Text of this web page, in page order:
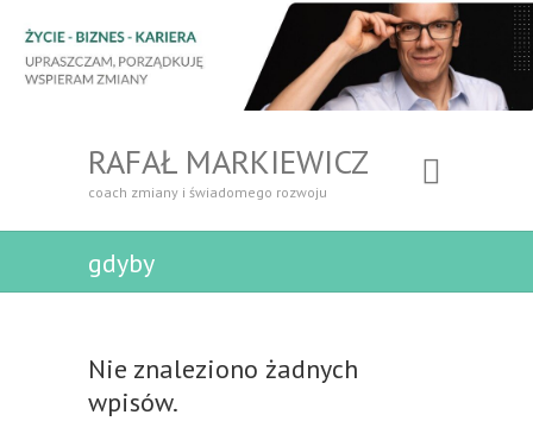
RAFAŁ MARKIEWICZ
coach zmiany i świadomego rozwoju
gdyby
Nie znaleziono żadnych
wpisów.